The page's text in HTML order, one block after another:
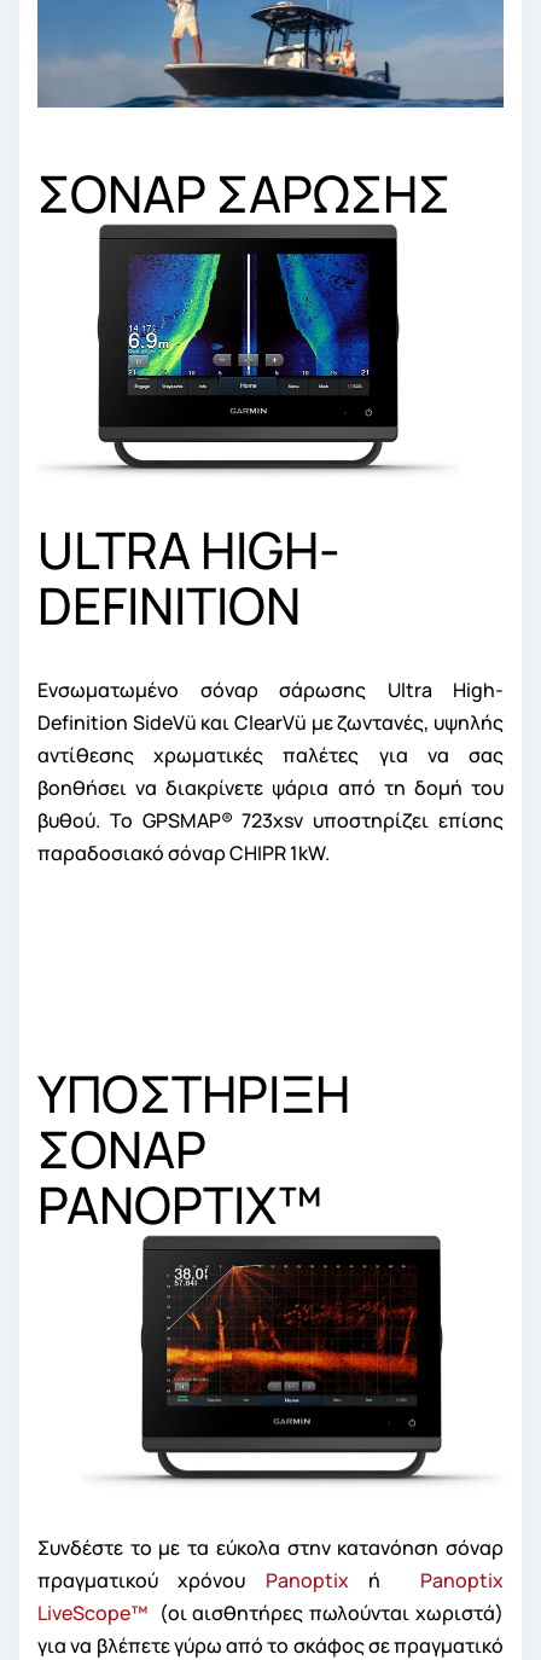
ΣΟΝΑΡ ΣΑΡΩΣΗΣ
ULTRA HIGH-
DEFINITION
Ενσωματωμένο σόναρ σάρωσης Ultra High-
Definition SideVü και ClearVü με ζωντανές, υψηλής
αντίθεσης χρωματικές παλέτες για να σας
βοηθήσει να διακρίνετε ψάρια από τη δομή του
βυθού. Το GPSMAP® 723xsv υποστηρίζει επίσης
παραδοσιακό σόναρ CHIPR 1kW.
ΥΠΟΣΤΗΡΙΞΗ
ΣΟΝΑΡ
PANOPTIX™
Συνδέστε το με τα εύκολα στην κατανόηση σόναρ
πραγματικού χρόνου Panoptixή Panoptix
LiveScope™ (οι αισθητήρες πωλούνται χωριστά)
για να βλέπετε γύρω από το σκάφος σε πραγματικό